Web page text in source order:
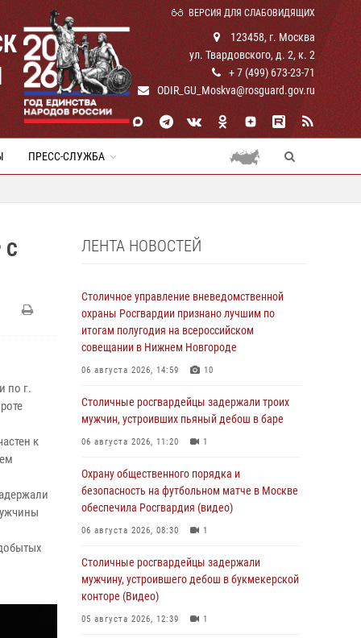
ВЕРСИЯ ДЛЯ СЛАБОВИДЯЩИХ
123458, г. Москва
ул. Твардовского, д. 2, к. 2
+ 7 (499) 673-23-71
ODIR_GU_Moskva@rosguard.gov.ru
ПРЕСС-СЛУЖБА
С
по г.
к
ЛЕНТА НОВОСТЕЙ
Столичное управление вневедомственной
охраны Росгвардии признано лучшим по
итогам полугодия на всероссийском
совещании в Нижнем Новгороде
06 августа 2026, 14:59 10
Столичные росгвардейцы задержали троих
мужчин, устроивших пьяный дебош в баре
06 августа 2026, 11:20 1
Охрану общественного порядка и
безопасность на футбольном матче в Москве
обеспечила Росгвардия (видео)
06 августа 2026, 08:30 1
Столичные росгвардейцы задержали
мужчину, устроившего дебош в букмекерской
конторе (Видео)
05 августа 2026, 12:39 1